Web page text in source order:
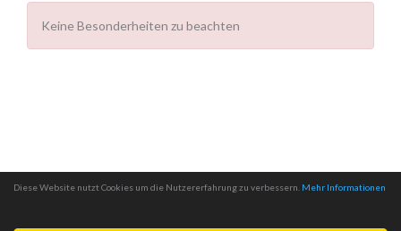
Diese Website nutzt Cookies um die Nutzererfahrung zu verbessern. Mehr Informationen
Keine Besonderheiten zu beachten